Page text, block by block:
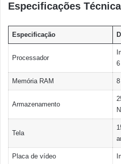
Especificações
Especificação
Processador
Memória RAM
Armazenamento
Tela
Placa de vídeo